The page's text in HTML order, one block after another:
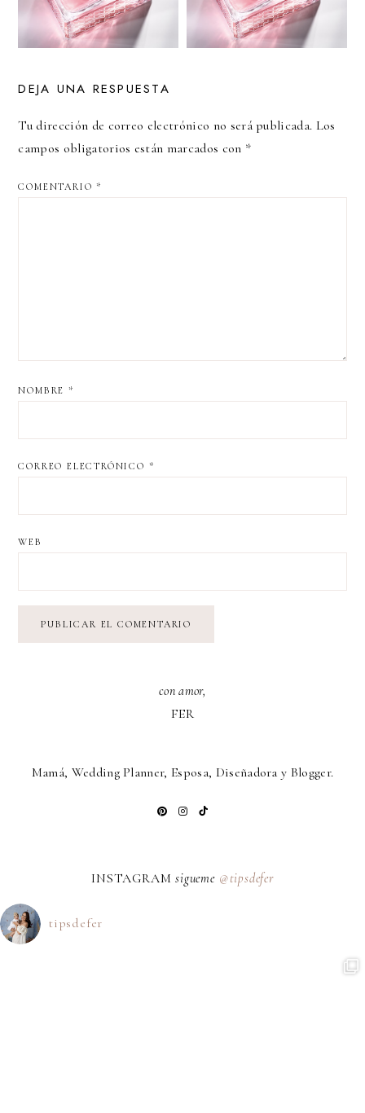
DEJA UNA RESPUESTA
Tu dirección de correo electrónico no será publicada. Los
campos obligatorios están marcados con *
COMENTARIO*
NOMBRE*
CORREO ELECTRÓNICO *
WEB
con amor,
FER
Mamá, Wedding Planner, Esposa, Diseñadora y Blogger.
INSTAGRAMsigueme @tipsdefer
tipsdefer